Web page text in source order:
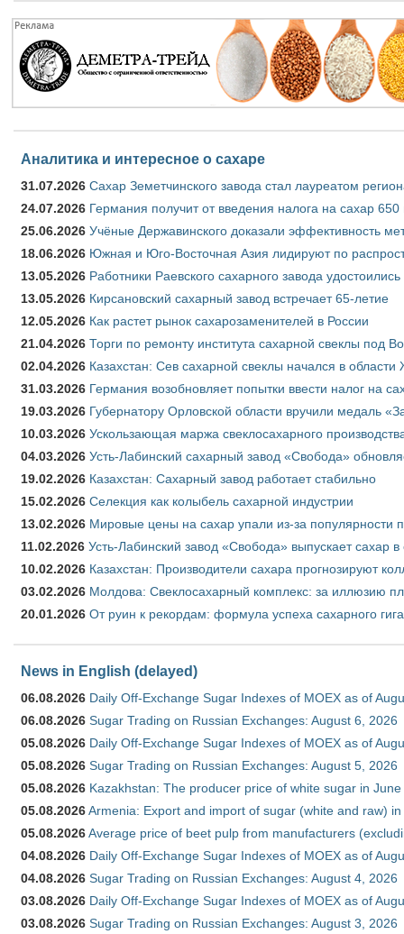
Аналитика и интересное о сахаре
31.07.2026 Сахар Земетчинского завода стал лауреатом
24.07.2026 Германия получит от введения налога на сахар
25.06.2026 Учёные Державинского доказали эффективность
18.06.2026 Южная и Юго-Восточная Азия лидируют по
13.05.2026 Работники Раевского сахарного завода удостоились
13.05.2026 Кирсановский сахарный завод встречает 65-летие
12.05.2026 Как растет рынок сахарозаменителей в России
21.04.2026 Торги по ремонту института сахарной свеклы под
02.04.2026 Казахстан: Сев сахарной свеклы начался в области
31.03.2026 Германия возобновляет попытки ввести налог на
19.03.2026 Губернатору Орловской области вручили медаль
10.03.2026 Ускользающая маржа свеклосахарного
04.03.2026 Усть-Лабинский сахарный завод «Свобода»
19.02.2026 Казахстан: Сахарный завод работает стабильно
15.02.2026 Селекция как колыбель сахарной индустрии
13.02.2026 Мировые цены на сахар упали из-за популярности
11.02.2026 Усть-Лабинский завод «Свобода» выпускает сахар в
10.02.2026 Казахстан: Производители сахара прогнозируют
03.02.2026 Молдова: Свеклосахарный комплекс: за иллюзию
20.01.2026 От руин к рекордам: формула успеха сахарного
News in English (delayed)
06.08.2026 Daily Off-Exchange Sugar Indexes of MOEX as of
06.08.2026 Sugar Trading on Russian Exchanges: August 6, 2026
05.08.2026 Daily Off-Exchange Sugar Indexes of MOEX as of
05.08.2026 Sugar Trading on Russian Exchanges: August 5, 2026
05.08.2026 Kazakhstan: The producer price of white sugar in
05.08.2026Armenia: Export and import of sugar (white and raw)
05.08.2026Average price of beet pulp from manufacturers
04.08.2026 Daily Off-Exchange Sugar Indexes of MOEX as of
04.08.2026 Sugar Trading on Russian Exchanges: August 4, 2026
03.08.2026 Daily Off-Exchange Sugar Indexes of MOEX as of
03.08.2026 Sugar Trading on Russian Exchanges: August 3, 2026